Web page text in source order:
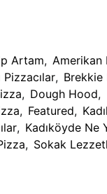
Artam, Amerikan
Pizzacılar, Brekkie
, Dough Hood,
, Featured,
, Kadıköyde Ne
, Sokak